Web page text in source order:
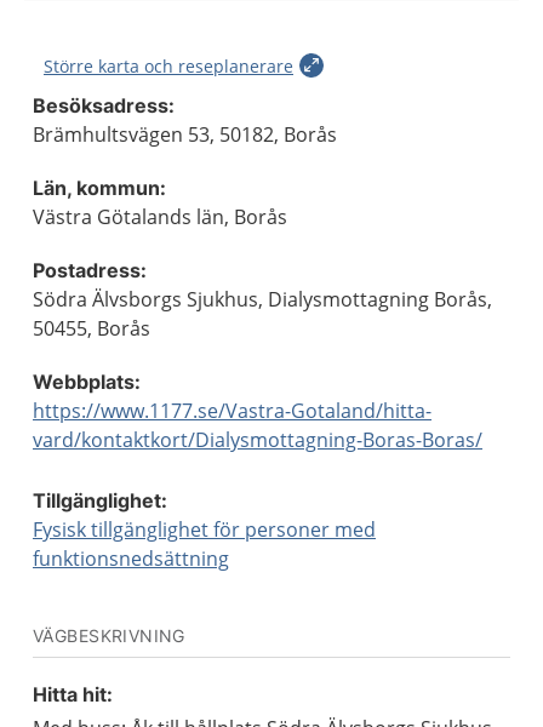
Större karta och reseplanerare
Besöksadress:
Brämhultsvägen 53, 50182, Borås
Län, kommun:
Västra Götalands län, Borås
Postadress:
Södra Älvsborgs Sjukhus, Dialysmottagning Borås,
50455, Borås
Webbplats:
https://www.1177.se/Vastra-Gotaland/hitta-
vard/kontaktkort/Dialysmottagning-Boras-Boras/
Tillgänglighet:
Fysisk tillgänglighet för personer med
funktionsnedsättning
VÄGBESKRIVNING
Hitta hit: